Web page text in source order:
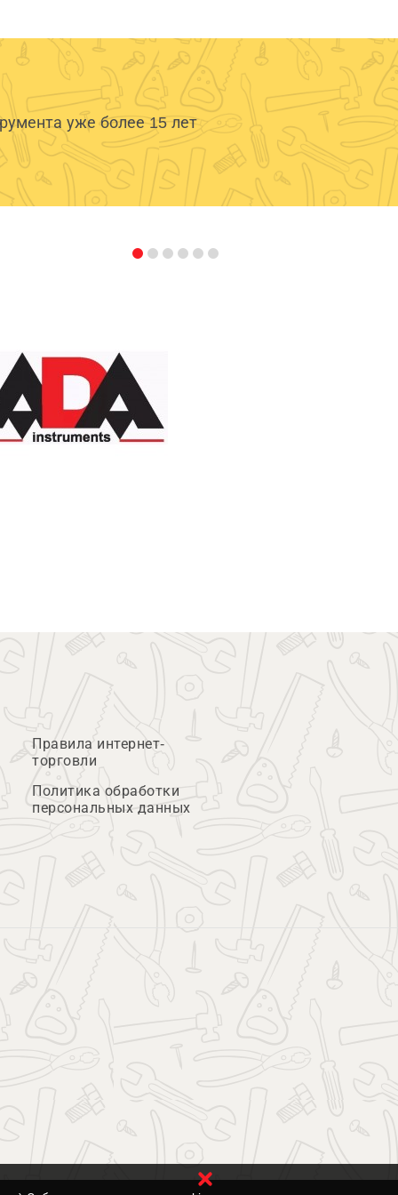
уже более 15 лет
Правила интернет-
торговли
Политика обработки
персональных данных